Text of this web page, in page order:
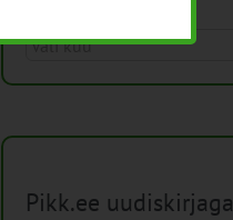
Arhiiv
Pikk.ee uudiskirjaga